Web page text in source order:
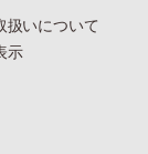
扱いについて
示